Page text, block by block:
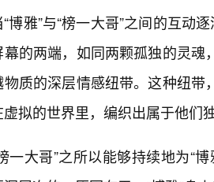
“博雅”与“榜一大哥”之间的互动
幕的两端，如同两颗孤独的灵
质的深层情感纽带。这种纽
拟的世界里，编织出属于他们
一大哥”之所以能够持续地为“